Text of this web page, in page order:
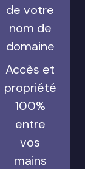
de votre
nom de
domaine
Accès et
propriété
100%
entre
vos
mains